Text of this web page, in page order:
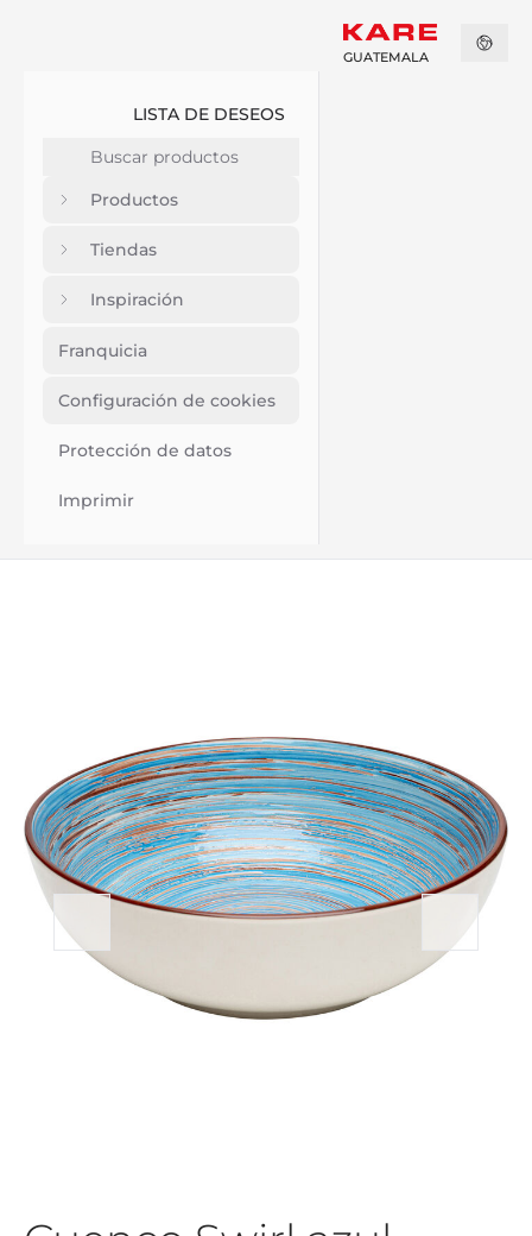
LISTA DE DESEOS
Productos
Tiendas
Inspiración
Franquicia
Configuración de cookies
Protección de datos
Imprimir
GUATEMALA